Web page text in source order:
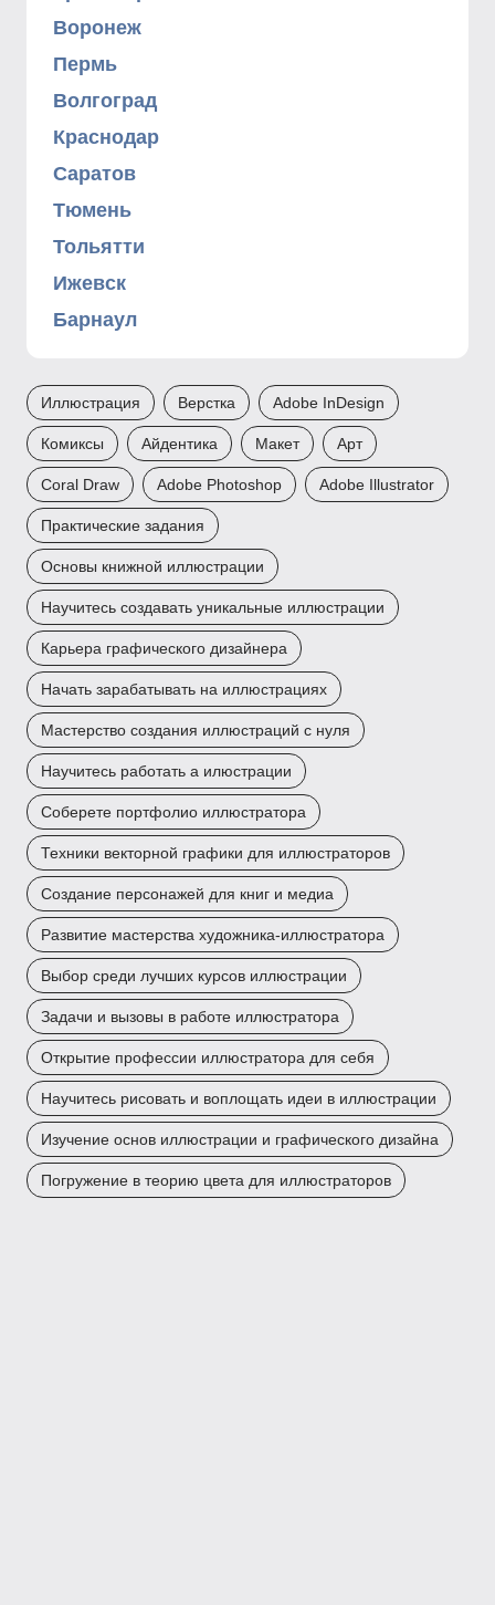
Воронеж
Пермь
Волгоград
Краснодар
Саратов
Тюмень
Тольятти
Ижевск
Барнаул
Иллюстрация Верстка Adobe InDesign
Комиксы Айдентика Макет Арт
Coral Draw Adobe Photoshop Adobe Illustrator
Практические задания
Основы книжной иллюстрации
Научитесь создавать уникальные иллюстрации
Карьера графического дизайнера
Начать зарабатывать на иллюстрациях
Мастерство создания иллюстраций с нуля
Научитесь работать а илюстрации
Соберете портфолио иллюстратора
Техники векторной графики для иллюстраторов
Создание персонажей для книг и медиа
Развитие мастерства художника-иллюстратора
Выбор среди лучших курсов иллюстрации
Задачи и вызовы в работе иллюстратора
Открытие профессии иллюстратора для себя
Научитесь рисовать и воплощать идеи в иллюстрации
Изучение основ иллюстрации и графического дизайна
Погружение в теорию цвета для иллюстраторов